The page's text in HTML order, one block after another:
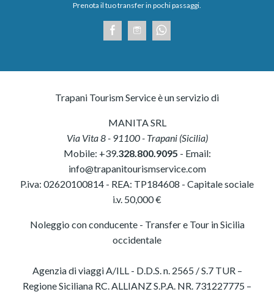
Prenota il tuo transfer in pochi passaggi.
Trapani Tourism Service è un servizio di
MANITA SRL
Via Vita 8- 91100- Trapani(Sicilia)
Mobile: +39.328.800.9095 - Email:
info@trapanitourismservice.com
P.iva: 02620100814 - REA: TP184608 - Capitale sociale
i.v. 50,000 €
Noleggio con conducente - Transfer e Tour in Sicilia
occidentale
Agenzia di viaggi A/ILL - D.D.S. n. 2565 / S.7 TUR –
Regione Siciliana RC. ALLIANZ S.P.A. NR. 731227775 –